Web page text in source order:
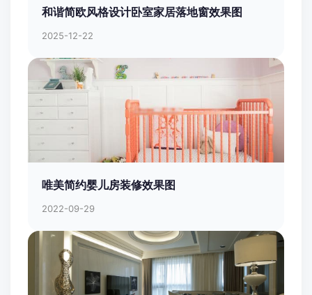
和谐简欧风格设计卧室家居落地窗效果图
2025-12-22
唯美简约婴儿房装修效果图
2022-09-29